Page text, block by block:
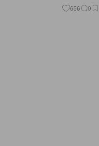
656 0